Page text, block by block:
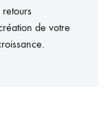
de votre